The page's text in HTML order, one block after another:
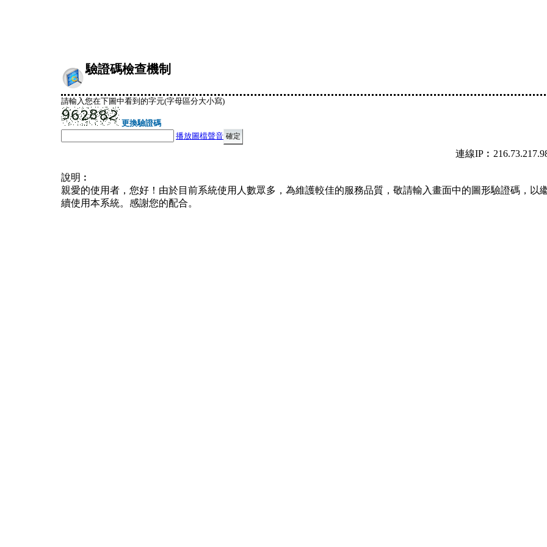
驗證碼檢查機制
請輸入您在下圖中看到的字元(字母區分大小寫)
更換驗證碼
播放圖檔聲音
連線
說明︰
親愛的使用者，您好！由於目前系統使用人數眾多，為維護較佳的服務品質，敬請輸入畫面中的圖形驗證碼，以
續使用本系統。感謝您的配合。